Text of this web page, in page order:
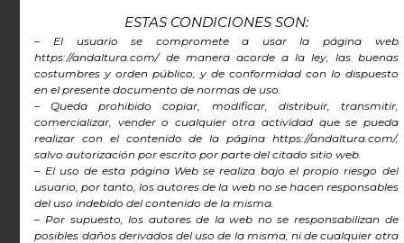
SENDERISMO POR ANDALUCÍA
Zona de Descarga
Gratuita de los Mapas
Topográficos y
georeferenciados JNX
de la Ruta Medieval por
la Alpujarra – PR A 299
ESTAS CONDICIONES SON:
– El usuario se compromete a usar la página web
https://andaltura.com/ de manera acorde a la ley, las buenas
costumbres y orden público, y de conformidad con lo dispuesto
en el presente documento de normas de uso.
– Queda prohibido copiar, modificar, distribuir, transmitir,
comercializar, vender o cualquier otra actividad que se pueda
realizar con el contenido de la página https://andaltura.com/,
salvo autorización por escrito por parte del citado sitio web.
– El uso de esta página Web se realiza bajo el propio riesgo del
usuario, por tanto, los autores de la web no se hacen responsables
del uso indebido del contenido de la misma.
– Por supuesto, los autores de la web no se responsabilizan de
posibles daños derivados del uso de la misma, ni de cualquier otra